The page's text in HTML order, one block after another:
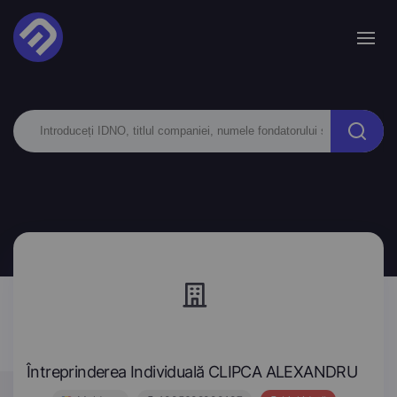
Întreprinderea Individuală CLIPCA ALEXANDRU